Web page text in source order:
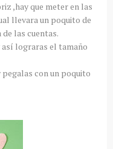
,hay que meter en las
llevara un poquito de
de las cuentas.
lograras el tamaño
con un poquito